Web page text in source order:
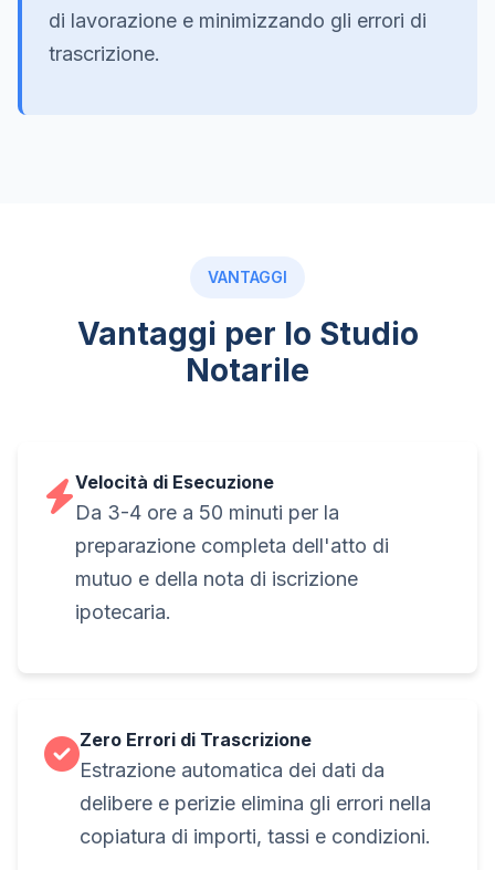
di lavorazione e minimizzando gli errori di
trascrizione.
VANTAGGI
Vantaggi per lo Studio
Notarile
Velocità di Esecuzione
Da 3-4 ore a 50 minuti per la
preparazione completa dell'atto di
mutuo e della nota di iscrizione
ipotecaria.
Zero Errori di Trascrizione
Estrazione automatica dei dati da
delibere e perizie elimina gli errori nella
copiatura di importi, tassi e condizioni.